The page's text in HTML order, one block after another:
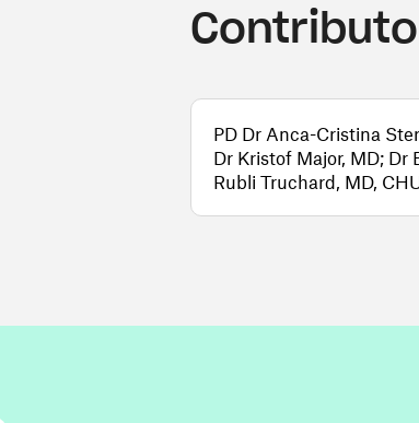
PD Dr Anca-Cristina
Dr Kristof Major, MD; Dr
Rubli Truchard, MD,